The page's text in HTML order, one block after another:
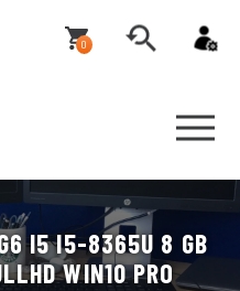
0
I5 I5-8365U 8 GB
WIN10 PRO